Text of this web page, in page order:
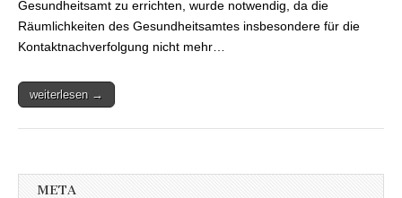
Gesundheitsamt zu errichten, wurde notwendig, da die
Räumlichkeiten des Gesundheitsamtes insbesondere für die
Kontaktnachverfolgung nicht mehr…
weiterlesen →
META